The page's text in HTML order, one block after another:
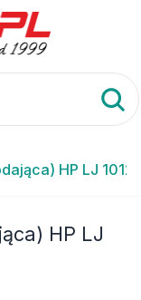
HP LJ 1012
HP LJ